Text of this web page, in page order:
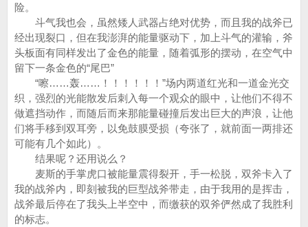
险。
斗气我也会，虽然矮人武器占绝对优势，而且我的战斧已
经出现裂口，但在我澎湃的能量驱动下，加上斗气的灌输，斧
头板面有同样发出了金色的能量，随着弧形的摆动，在空气中
留下一条金色的“尾巴”
“嚓……轰……！！！！！！”场内两道红光和一道金光交
织，强烈的光能散发后刺入每一个观众的眼中，让他们不得不
做遮挡动作，而随后而来那能量碰撞后发出巨大的声浪，让他
们将手移到双耳旁，以免鼓膜受损（夸张了，就前面一两排还
可能有几个如此）。
结果呢？还用说么？
麦斯的手掌虎口被能量震得裂开，手一松脱，双斧卡入了
我的战斧内，即刻被我的巨型战斧带走，由于我用的是挥击，
战斧最后停在了我头上半空中，而缴获的双斧俨然成了我胜利
的标志。